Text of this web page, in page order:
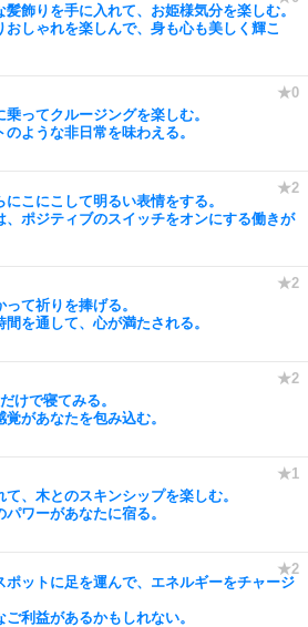
髪飾りを手に入れて、お姫様気分を楽しむ。
おしゃれを楽しんで、身も心も美しく輝こ
乗ってクルージングを楽しむ。
のような非日常を味わえる。
にこにこして明るい表情をする。
、ポジティブのスイッチをオンにする働きが
って祈りを捧げる。
間を通して、心が満たされる。
けで寝てみる。
覚があなたを包み込む。
て、木とのスキンシップを楽しむ。
パワーがあなたに宿る。
ポットに足を運んで、エネルギーをチャージ
ご利益があるかもしれない。